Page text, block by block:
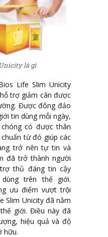
là gì
Life Slim Unicity
trợ giảm cân được
Được đông đảo
tin dùng mỗi ngày,
có được thân
từ đó giúp các
trở nên tự tin và
đã trở thành người
thủ đáng tin cậy
trên thế giới.
ưu điểm vượt trội
Slim Unicity đã nằm
giới. Điều này đã
hiệu quả và độ
hữu.